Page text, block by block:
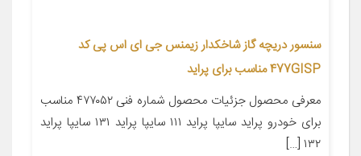
سنسور دریچه گاز شاخکدار زیمنس جی ای اس پی کد
477GISP مناسب برای پراید
معرفی محصول جزئیات محصول شماره فنی ۴۷۷۰۵۲ مناسب
برای خودرو پراید سایپا پراید ۱۱۱ سایپا پراید ۱۳۱ سایپا پراید
۱۳۲ […]